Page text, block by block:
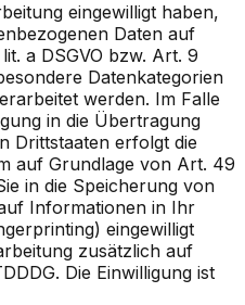
eingewilligt haben,
Daten auf
a DSGVO bzw. Art. 9
Datenkategorien
werden. Im Falle
in die Übertragung
Drittstaaten erfolgt die
auf Grundlage von Art. 49
in die Speicherung von
Informationen in Ihr
eingewilligt
zusätzlich auf
Die Einwilligung ist